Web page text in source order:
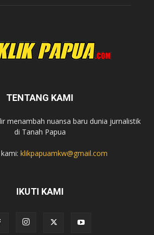
TENTANG KAMI
menambah nuansa baru dunia jurnalistik
di Tanah Papua
klikpapuamkw@gmail.com
IKUTI KAMI